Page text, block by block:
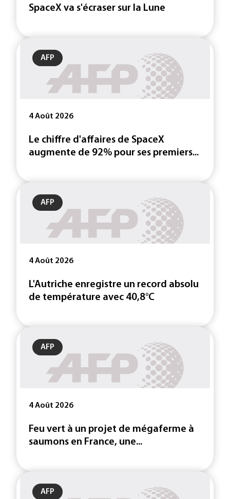
SpaceX va s'écraser sur la Lune
AFP
4 Août 2026
Le chiffre d'affaires de SpaceX
augmente de 92% pour ses premiers...
AFP
4 Août 2026
L'Autriche enregistre un record absolu
de température avec 40,8°C
AFP
4 Août 2026
Feu vert à un projet de mégaferme à
saumons en France, une...
AFP